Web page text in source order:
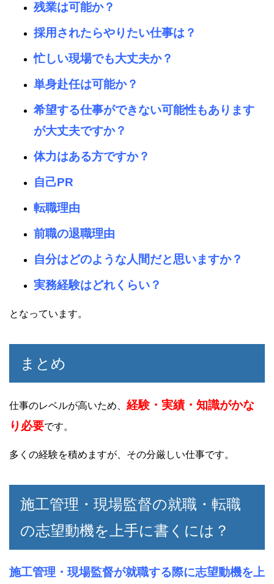
残業は可能か？
採用されたらやりたい仕事は？
忙しい現場でも大丈夫か？
単身赴任は可能か？
希望する仕事ができない可能性もあります
が大丈夫ですか？
体力はある方ですか？
自己PR
転職理由
前職の退職理由
自分はどのような人間だと思いますか？
実務経験はどれくらい？
となっています。
まとめ
仕事のレベルが高いため、 経験・実績・知識がかな
り必要です。
多くの経験を積めますが、その分厳しい仕事です。
施工管理・現場監督の就職・転職
の志望動機を上手に書くには？
施工管理・現場監督が就職する際に志望動機を上